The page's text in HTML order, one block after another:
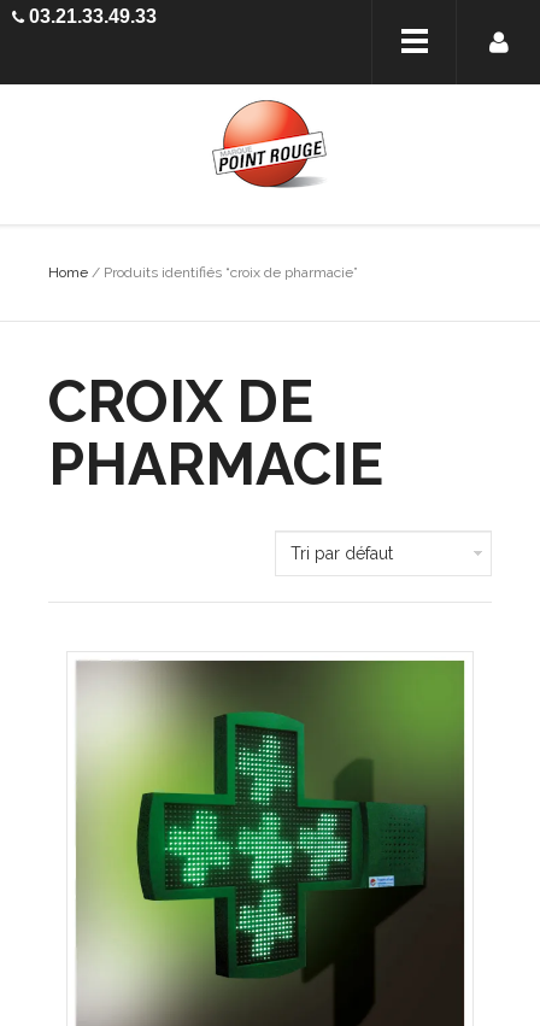
03.21.33.49.33
Home / Produits identifiés “croix de pharmacie”
CROIX DE
PHARMACIE